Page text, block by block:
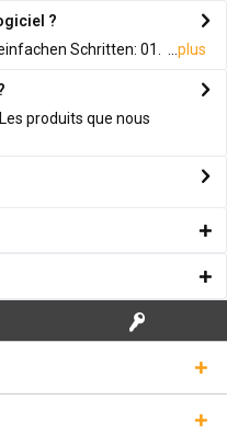
?
Schritten: 01. ... plus
produits que nous